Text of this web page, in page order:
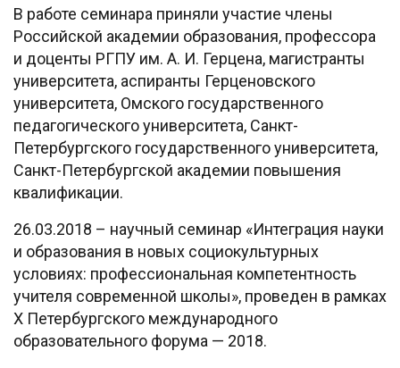
В работе семинара приняли участие члены
Российской академии образования, профессора
и доценты РГПУ им. А. И. Герцена, магистранты
университета, аспиранты Герценовского
университета, Омского государственного
педагогического университета, Санкт-
Петербургского государственного университета,
Санкт-Петербургской академии повышения
квалификации.
26.03.2018 – научный семинар «Интеграция науки
и образования в новых социокультурных
условиях: профессиональная компетентность
учителя современной школы», проведен в рамках
Х Петербургского международного
образовательного форума — 2018.